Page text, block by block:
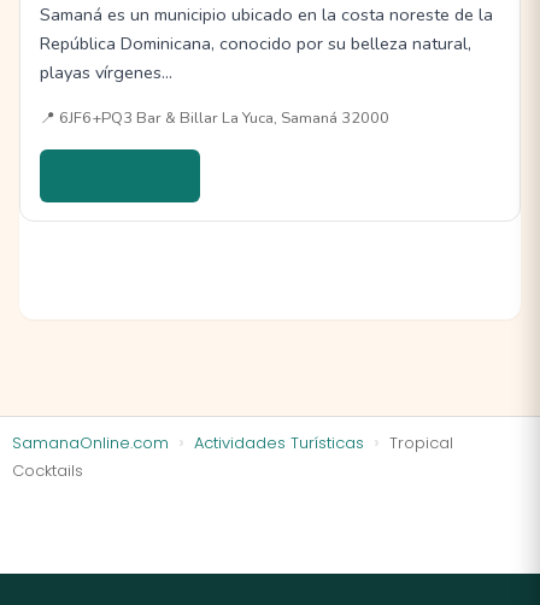
Samaná es un municipio ubicado en la costa noreste de la
República Dominicana, conocido por su belleza natural,
playas vírgenes…
📍 6JF6+PQ3 Bar & Billar La Yuca, Samaná 32000
SamanaOnline.com Actividades Turísticas
Tropical
Cocktails